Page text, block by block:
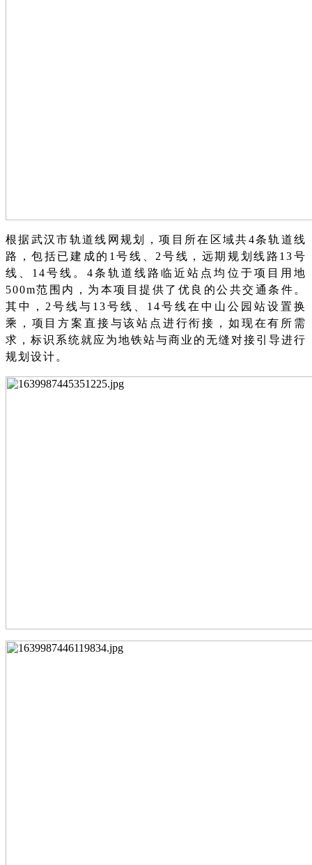
根据武汉市轨道线网规划，项目所在区域共4条轨道线
路，包括已建成的1号线、2号线，远期规划线路13号
线、14号线。4条轨道线路临近站点均位于项目用地
500m范围内，为本项目提供了优良的公共交通条件。
其中，2号线与13号线、14号线在中山公园站设置换
乘，项目方案直接与该站点进行衔接，如现在有所需
求，标识系统就应为地铁站与商业的无缝对接引导进行
规划设计。